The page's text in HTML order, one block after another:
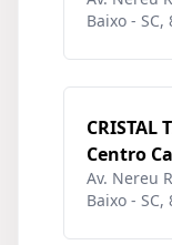
Baixo - SC,
CRISTAL
Centro
Av. Nereu
Baixo - SC,